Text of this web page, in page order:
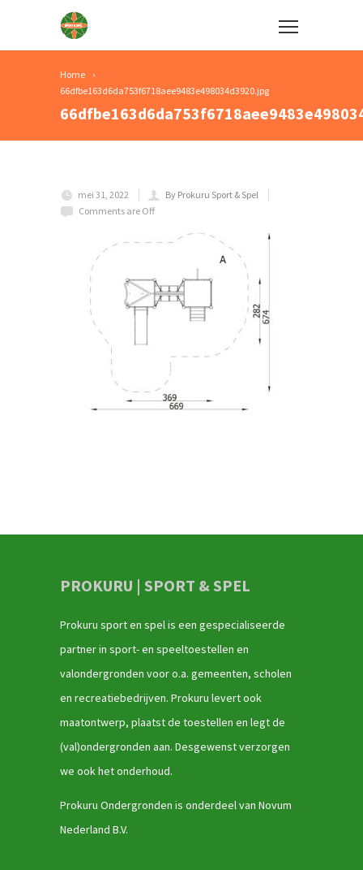
Home
66dfbe163d6da753f6718aee9483e498034d3920.jpg
mei 31, 2022
By Prokuru Sport & Spel
Comments are Off
PROKURU | SPORT & SPEL
Prokuru sport en spel is een gespecialiseerde
partner in sport- en speeltoestellen en
valondergronden voor o.a. gemeenten, scholen
en recreatiebedrijven. Prokuru levert ook
maatontwerp, plaatst de toestellen en legt de
(val)ondergronden aan. Desgewenst verzorgen
we ook het onderhoud.
Prokuru Ondergronden is onderdeel van Novum
Nederland B.V.